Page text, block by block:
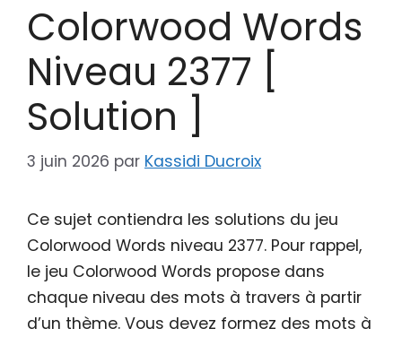
Colorwood Words
Niveau 2377 [
Solution ]
3 juin 2026 par Kassidi Ducroix
Ce sujet contiendra les solutions du jeu
Colorwood Words niveau 2377. Pour rappel,
le jeu Colorwood Words propose dans
chaque niveau des mots à travers à partir
d’un thème. Vous devez formez des mots à